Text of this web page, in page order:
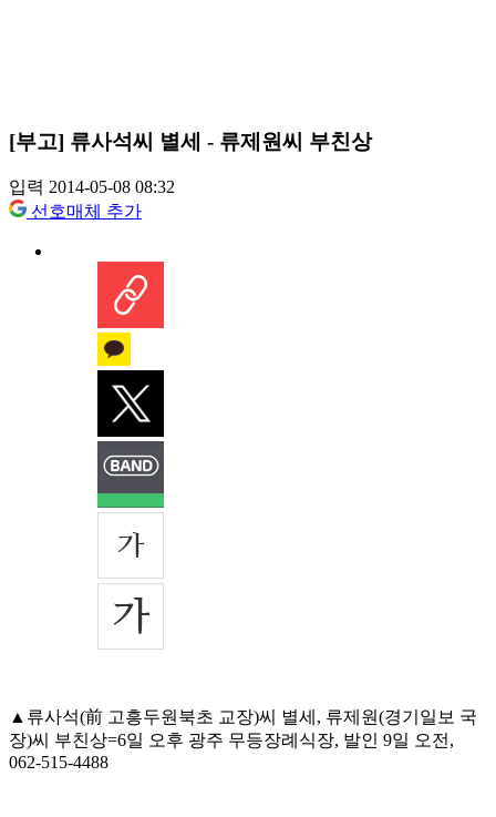
[부고] 류사석씨 별세 - 류제원씨 부친상
입력 2014-05-08 08:32
선호매체 추가
▲류사석(前 고흥두원북초 교장)씨 별세, 류제원(경기일보 국
장)씨 부친상=6일 오후 광주 무등장례식장, 발인 9일 오전,
062-515-4488